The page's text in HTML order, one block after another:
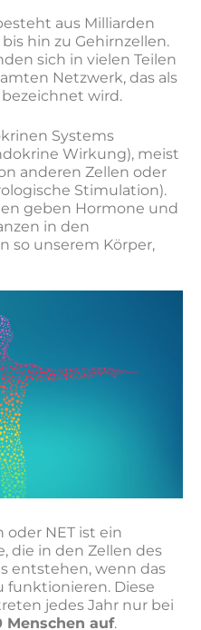
aus Milliarden
hin zu Gehirnzellen.
sich in vielen Teilen
Netzwerk, das als
wird.
Systems
Wirkung), meist
anderen Zellen oder
Stimulation).
geben Hormone und
in den
so unserem Körper,
NET ist ein
die in den Zellen des
entstehen, wenn das
funktionieren. Diese
jedes Jahr nur bei
Menschen auf.